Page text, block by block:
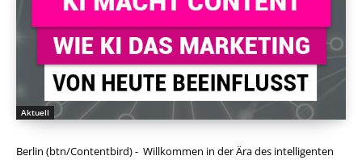
Aktuell
Berlin (btn/Contentbird) - Willkommen in der Ära des intelligenten